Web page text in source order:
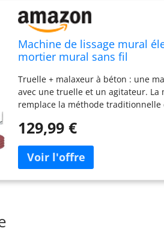
Machine de lissage mural
mortier mural sans fil
Truelle + malaxeur à béton : une
avec une truelle et un agitateur.
remplace la méthode traditionnelle
serpillière et remplacez-la par la
faible, le ciment est mélangé et le
Compatible avec toutes les
portable sans fil est compatible
129,99 €